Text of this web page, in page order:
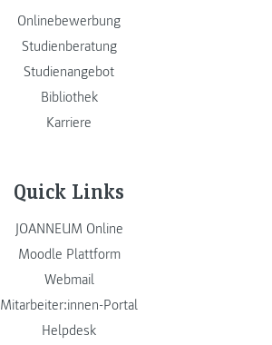
Onlinebewerbung
Studienberatung
Studienangebot
Bibliothek
Karriere
Quick Links
JOANNEUM Online
Moodle Plattform
Webmail
Mitarbeiter:innen-Portal
Helpdesk